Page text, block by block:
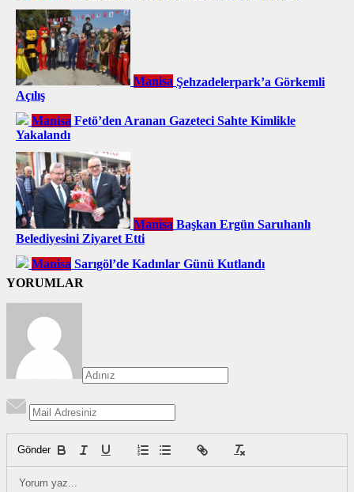
Manisa Şehzadelerpark’a Görkemli
Açılış
Manisa Fetö’den Aranan Gazeteci Sahte Kimlikle
Yakalandı
Manisa Başkan Ergün Saruhanlı
Belediyesini Ziyaret Etti
Manisa Sarıgöl’de Kadınlar Günü Kutlandı
YORUMLAR
Gönder